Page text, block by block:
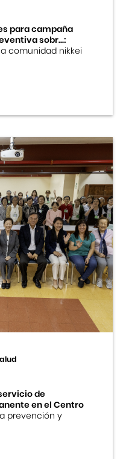
para campaña
sobr...:
comunidad nikkei
de
en el Centro
prevención y